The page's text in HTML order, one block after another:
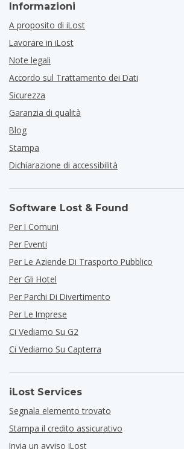
Informazioni
A proposito di iLost
Lavorare in iLost
Note legali
Accordo sul Trattamento dei Dati
Sicurezza
Garanzia di qualità
Blog
Stampa
Dichiarazione di accessibilità
Software Lost & Found
Per I Comuni
Per Eventi
Per Le Aziende Di Trasporto Pubblico
Per Gli Hotel
Per Parchi Di Divertimento
Per Le Imprese
Ci Vediamo Su G2
Ci Vediamo Su Capterra
iLost Services
Segnala elemento trovato
Stampa il credito assicurativo
Invia un avviso iLost